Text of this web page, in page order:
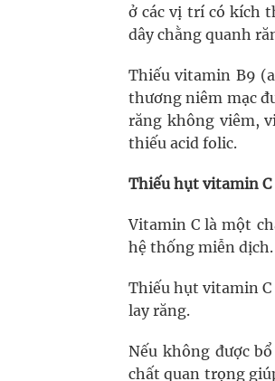
ở các vị trí có kích
dây chằng quanh
Thiếu vitamin B9
thương niêm mạc
răng không viêm,
thiếu acid folic.
Thiếu hụt vitamin C
Vitamin C là một
hệ thống miễn dịch.
Thiếu hụt vitamin C
lay răng.
Nếu không được
chất quan trọng